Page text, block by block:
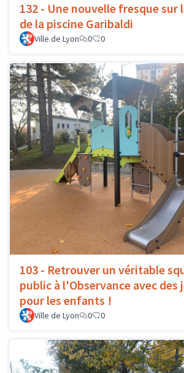
132 - Une nouvelle fresque sur
de la piscine Garibaldi
Ville de Lyon 0 0
103 - Retrouver un véritable
public à l'Observance avec des
pour les enfants !
Ville de Lyon 0 0